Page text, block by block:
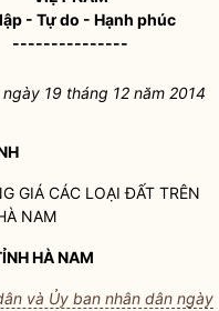
- Tự do - Hạnh phúc
---------------
ngày 19tháng 12năm 2014
GIÁ CÁC LOẠI ĐẤT TRÊN
NAM
HÀ NAM
và Ủy ban nhân dân ngày